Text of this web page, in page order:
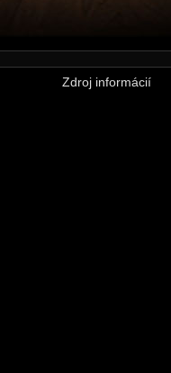
Zdroj informácií